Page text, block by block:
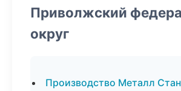
Приволжский
округ
Производство Металл